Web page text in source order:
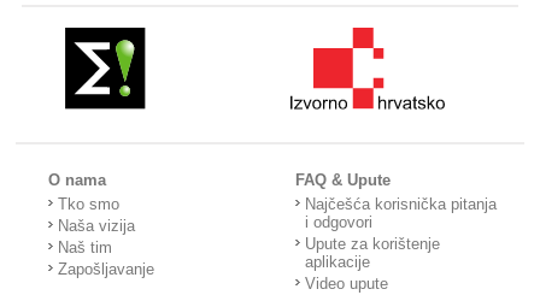
O nama
Tko smo
Naša vizija
Naš tim
Zapošljavanje
FAQ & Upute
Najčešća korisnička pitanja
i odgovori
Upute za korištenje
aplikacije
Video upute